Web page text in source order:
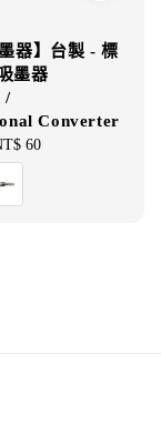
器】台製 - 標
墨器
/
Converter
60